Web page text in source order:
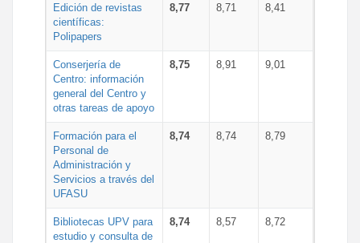
Edición de revistas
científicas:
Polipapers
8,77 8,71 8,41
Conserjería de
Centro: información
general del Centro y
otras tareas de apoyo
8,75 8,91 9,01
Formación para el
Personal de
Administración y
Servicios a través del
UFASU
8,74 8,74 8,79
Bibliotecas UPV para
estudio y consulta de
8,74 8,57 8,72